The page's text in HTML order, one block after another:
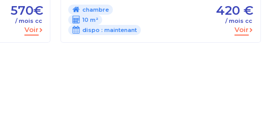
570€
/ mois cc
Voir
chambre
10 m²
dispo : maintenant
420 €
/ mois cc
Voir